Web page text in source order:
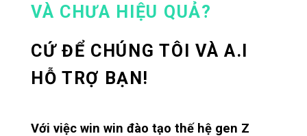
VÀ CHƯA HIỆU QUẢ?
CỨ ĐỂ CHÚNG TÔI VÀ A.I
HỖ TRỢ BẠN!
Với việc win win đào tạo thế hệ gen Z